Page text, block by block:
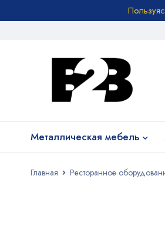
Металлическая мебель
Главная Ресторанное